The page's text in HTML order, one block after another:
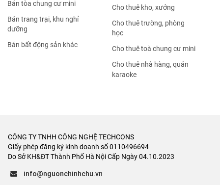
Bán tòa chung cư mini
Bán trang trại, khu nghỉ
dưỡng
Bán bất động sản khác
Cho thuê kho, xưởng
Cho thuê trường, phòng
học
Cho thuê toà chung cư mini
Cho thuê nhà hàng, quán
karaoke
CÔNG TY TNHH CÔNG NGHỆ TECHCONS
Giấy phép đăng ký kinh doanh số 0110496694
Do Sở KH&ĐT Thành Phố Hà Nội Cấp Ngày 04.10.2023
info@nguonchinhchu.vn